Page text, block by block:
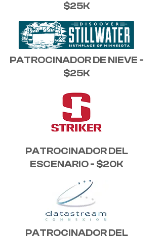
$25K
PATROCINADOR DE NIEVE -
$25K
PATROCINADOR DEL
ESCENARIO - $20K
PATROCINADOR DEL